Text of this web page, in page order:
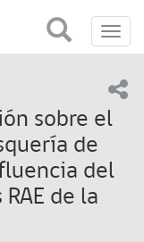
sobre el
de
del
de la